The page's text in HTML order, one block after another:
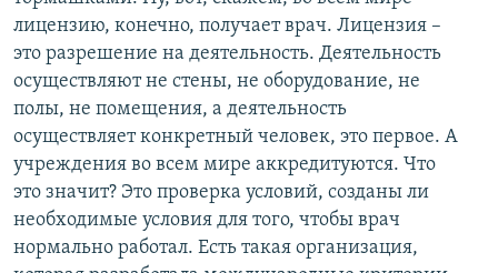
лицензию, конечно, получает врач. Лицензия –
это разрешение на деятельность. Деятельность
осуществляют не стены, не оборудование, не
полы, не помещения, а деятельность
осуществляет конкретный человек, это первое. А
учреждения во всем мире аккредитуются. Что
это значит? Это проверка условий, созданы ли
необходимые условия для того, чтобы врач
нормально работал. Есть такая организация,